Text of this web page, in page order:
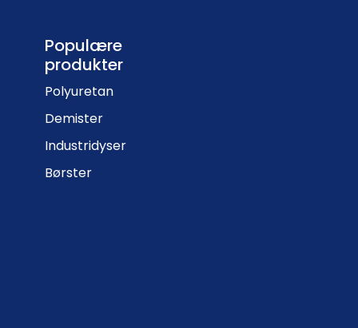
Populære
produkter
Polyuretan
Demister
Industridyser
Børster